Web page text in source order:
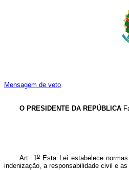
Mensagem de veto
O PRESIDENTE DA REPÚBLICA
Art. 1oEsta Lei estabelece
indenização, a responsabilidade civil e